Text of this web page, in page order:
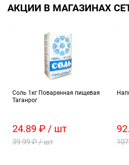
АКЦИИ В МАГАЗИНАХ
Соль 1кг Поваренная пищевая
Таганрог
24.89 ₽ / шт
39.99 ₽ / шт